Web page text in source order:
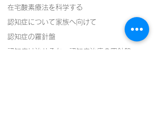
在宅酸素療法を科学する
認知症について家族へ向けて
認知症の羅針盤
認知症は治せるか～認知症治療の羅針盤